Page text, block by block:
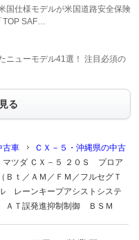
国仕様モデルが米国道路安全保険
TOP SAF…
ニューモデル41選！ 注目必須の
る
古車
ＣＸ－５・沖縄県の中古
マツダ ＣＸ－５ ２０Ｓ プロア
ｔ／ＡＭ／ＦＭ／フルセグＴ
レーンキープアシストシステ
Ｔ誤発進抑制制御 ＢＳＭ